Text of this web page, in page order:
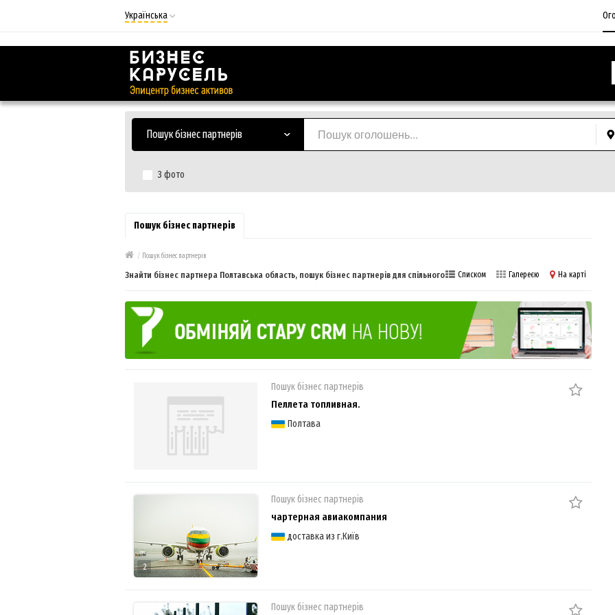
Українська
Русский
Українська
Пошук бізнес партнерів
З фото
Пошук бізнес партнерів
/ Пошук бізнес партнерів
Знайти бізнес партнера Полтавська область, пошук бізнес партнерів для спільного бізнесу
Списком Галереєю На карті
Пошук бізнес партнерів
Пеллета топливная.
Полтава
2
Пошук бізнес партнерів
чартерная авиакомпания
доставка из г.Київ
Пошук бізнес партнерів